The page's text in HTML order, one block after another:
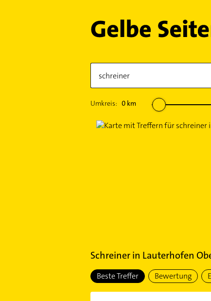
Umkreis: 0km
Schreinerin Lauterhofen
Beste Treffer Bewertung